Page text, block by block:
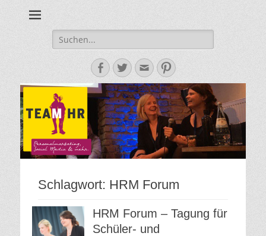
Blog
Suche
nach:
Facebook
Twitter
E-
Mail-
Adresse
Pinterest
Schlagwort: HRM Forum
HRM Forum – Tagung für
Schüler- und